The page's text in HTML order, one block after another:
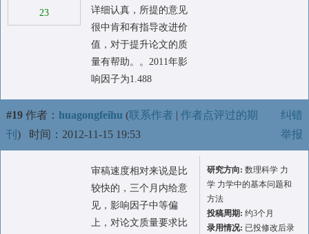
23
详细认真，所提的意见
很中肯和有指导改进价
值，对于提升论文的质
量有帮助。。2011年影
响因子为1.488
#19 作者： huagongfeihu (联系作者 | 作者点评过的期
刊 ) 时间：2012-11-15 19:53
纠错
举报
审稿速度相对来说是比
较快的，三个月内给意
见，影响因子中等偏
上，对论文质量要求比
研究方向: 数理科学 力
学 力学中的基本问题和
方法
投稿周期: 约3个月
录用情况: 已投修改后录